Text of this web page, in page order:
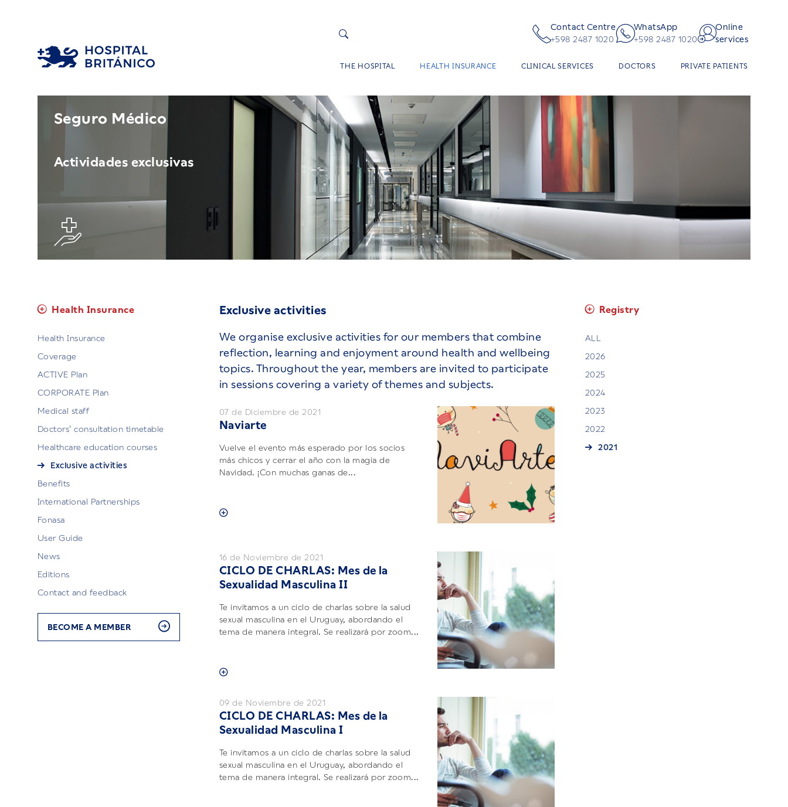
Contact Centre
+598 2487 1020
WhatsApp
+598 2487 1020
Online
services
THE HOSPITAL HEALTH INSURANCE CLINICAL SERVICES DOCTORS PRIVATE PATIENTS
Seguro Médico
Actividades exclusivas
Health Insurance
Health Insurance
Coverage
ACTIVE Plan
CORPORATE Plan
Medical staff
Doctors' consultation timetable
Healthcare education courses
Exclusive activities
Benefits
International Partnerships
Fonasa
User Guide
News
Editions
Contact and feedback
BECOME A MEMBER
Exclusive activities
We organise exclusive activities for our members that combine
reflection, learning and enjoyment around health and wellbeing
topics. Throughout the year, members are invited to participate
in sessions covering a variety of themes and subjects.
07 de Diciembre de 2021
Naviarte
Vuelve el evento más esperado por los socios
más chicos y cerrar el año con la magia de
Navidad. ¡Con muchas ganas de...
16 de Noviembre de 2021
CICLO DE CHARLAS: Mes de la
Sexualidad Masculina II
Te invitamos a un ciclo de charlas sobre la salud
sexual masculina en el Uruguay, abordando el
tema de manera integral. Se realizará por zoom...
09 de Noviembre de 2021
CICLO DE CHARLAS: Mes de la
Sexualidad Masculina I
Te invitamos a un ciclo de charlas sobre la salud
sexual masculina en el Uruguay, abordando el
tema de manera integral. Se realizará por zoom...
Registry
ALL
2026
2025
2024
2023
2022
2021